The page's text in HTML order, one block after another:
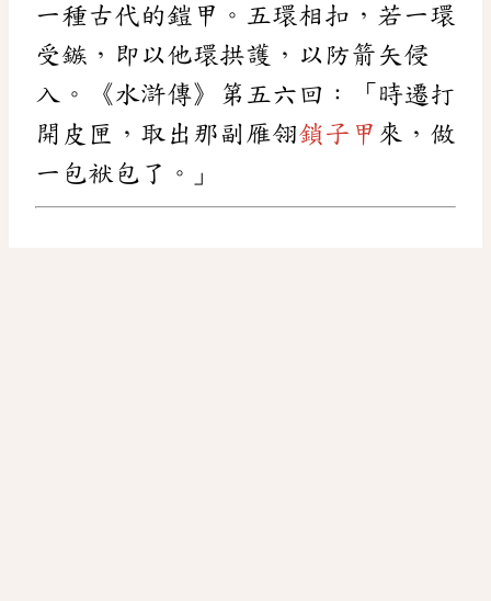
一種古代的鎧甲。五環相扣，若一環
受鏃，即以他環拱護，以防箭矢侵
入。《水滸傳》第五六回：「時遷打
開皮匣，取出那副雁翎鎖子甲 來，做
一包袱包了。」